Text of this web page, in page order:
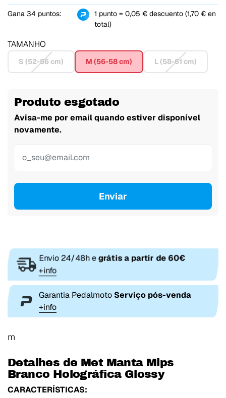
Gana 34 puntos:
1 punto = 0,05 € descuento (1,70 € en
total)
TAMANHO
S (52-56 cm) M (56-58 cm) L (58-61 cm)
Produto esgotado
Avisa-me por email quando estiver disponível
novamente.
Enviar
Envio 24/48h egrátis a partir de 60€
+info
Garantia Pedalmoto Serviço pós-venda
+info
m
Detalhes de Met Manta Mips
Branco Holográfica Glossy
CARACTERÍSTICAS: